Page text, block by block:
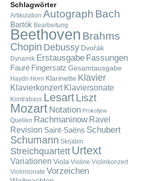
Schlagwörter
Artikulation Autograph Bach
Bartók Bearbeitung
Beethoven Brahms
Chopin Debussy Dvořák
Dynamik Erstausgabe Fassungen
Fauré Fingersatz Gesamtausgabe
Haydn Horn Klarinette Klavier
Klavierkonzert Klaviersonate
Kontrabass LesartLiszt
Mozart Notation Prokofjew
Quellen Rachmaninow Ravel
Revision Saint-Saëns Schubert
Schumann Skrjabin
Streichquartett Urtext
Variationen Viola Violine Violinkonzert
Violinsonate Vorzeichen